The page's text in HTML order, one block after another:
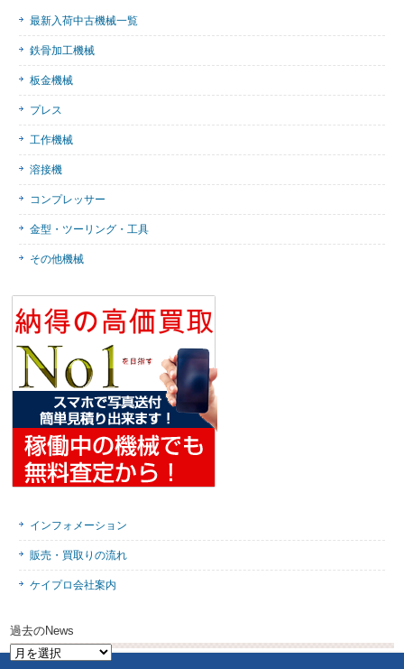
最新入荷中古機械一覧
鉄骨加工機械
板金機械
プレス
工作機械
溶接機
コンプレッサー
金型・ツーリング・工具
その他機械
インフォメーション
販売・買取りの流れ
ケイプロ会社案内
過去のNews
過